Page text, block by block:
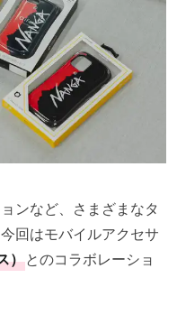
ンなど、さまざまなタ
回はモバイルアクセサ
）とのコラボレーショ